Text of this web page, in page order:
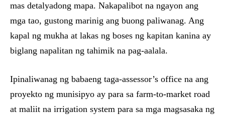
mas detalyadong mapa. Nakapalibot na ngayon ang
mga tao, gustong marinig ang buong paliwanag. Ang
kapal ng mukha at lakas ng boses ng kapitan kanina ay
biglang napalitan ng tahimik na pag-aalala.
Ipinaliwanag ng babaeng taga-assessor’s office na ang
proyekto ng munisipyo ay para sa farm-to-market road
at maliit na irrigation system para sa mga magsasaka ng